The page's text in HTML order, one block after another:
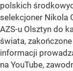
polskich
selekcjoner Nikola
AZS-u Olsztyn do
świata,
informacji
na YouTube,